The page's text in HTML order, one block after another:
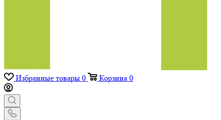
Избранные товары 0 Корзина 0